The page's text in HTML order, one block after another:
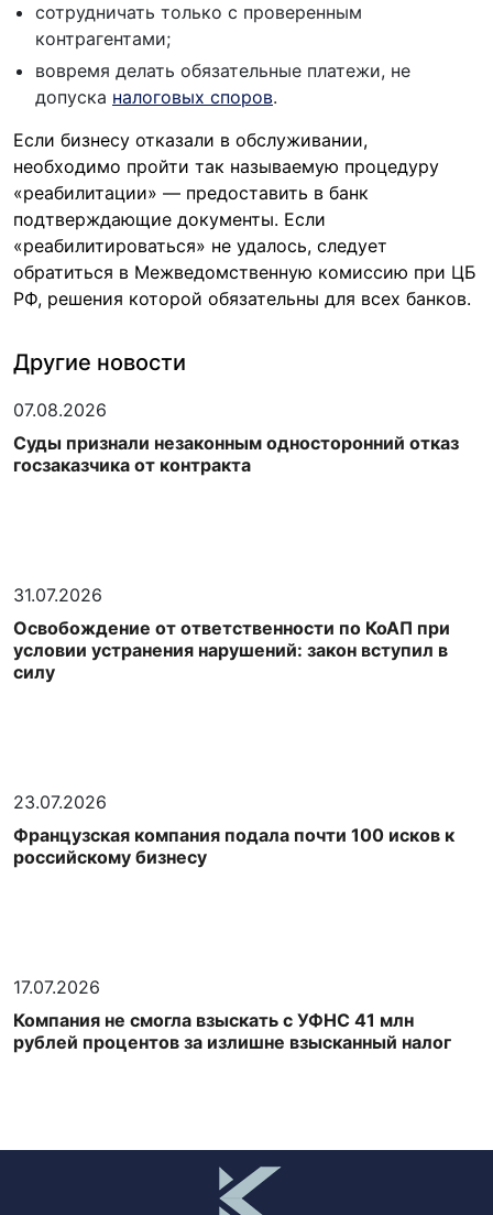
сотрудничать только с проверенным
контрагентами;
вовремя делать обязательные платежи, не
допуска налоговых споров.
Если бизнесу отказали в обслуживании,
необходимо пройти так называемую процедуру
«реабилитации» — предоставить в банк
подтверждающие документы. Если
«реабилитироваться» не удалось, следует
обратиться в Межведомственную комиссию при ЦБ
РФ, решения которой обязательны для всех банков.
Другие новости
07.08.2026
Суды признали незаконным односторонний отказ
госзаказчика от контракта
31.07.2026
Освобождение от ответственности по КоАП при
условии устранения нарушений: закон вступил в
силу
23.07.2026
Французская компания подала почти 100 исков к
российскому бизнесу
17.07.2026
Компания не смогла взыскать с УФНС 41 млн
рублей процентов за излишне взысканный налог